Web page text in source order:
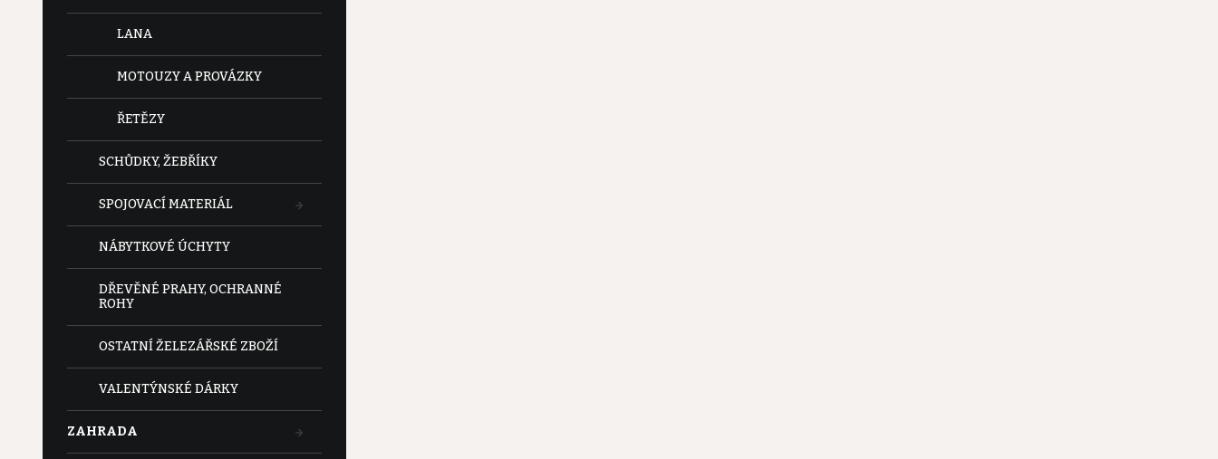
LANA
MOTOUZY A PROVÁZKY
ŘETĚZY
SCHŮDKY, ŽEBŘÍKY
SPOJOVACÍ MATERIÁL
NÁBYTKOVÉ ÚCHYTY
DŘEVĚNÉ PRAHY, OCHRANNÉ
ROHY
OSTATNÍ ŽELEZÁŘSKÉ ZBOŽÍ
VALENTÝNSKÉ DÁRKY
ZAHRADA